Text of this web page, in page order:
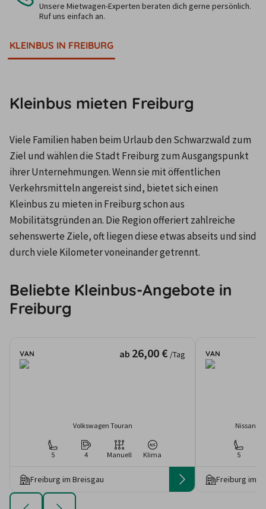
Unsere Mietwagen-Experten beraten dich gerne persönlich.
Ruf uns einfach an.
KLEINBUS IN FREIBURG
Kleinbus mieten Freiburg
Viele Familien haben beim Urlaub den Schwarzwald zum
Ziel und wählen die Stadt Freiburg zum Ausgangspunkt
ihrer Unternehmungen. Wenn sie mit öffentlichen
Verkehrsmitteln angereist sind, bietet sich einen
Kleinbus zu mieten in Freiburg schon aus
Mobilitätsgründen an. Die Region offeriert zahlreiche
sehenswerte Ziele, oft liegen diese etwas abseits und sind
durch viele Kilometer voneinander getrennt.
Beliebte Kleinbus-Angebote in
Freiburg
VAN ab 26,00 € /Tag
Volkswagen Touran
5 4 Manuell Klima
Freiburg im Breisgau
VAN
Nissan
5
Freiburg im